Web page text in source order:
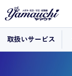
取扱いサービス